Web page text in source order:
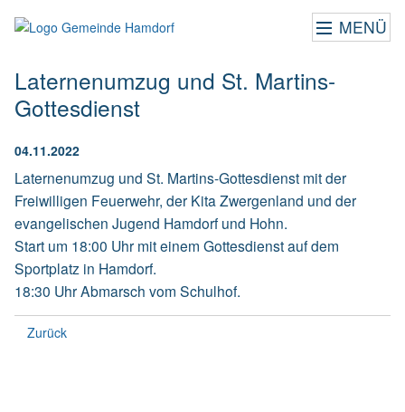
MENÜ
Laternenumzug und St. Martins-
Gottesdienst
04.11.2022
Laternenumzug und St. Martins-Gottesdienst mit der
Freiwilligen Feuerwehr, der Kita Zwergenland und der
evangelischen Jugend Hamdorf und Hohn.
Start um 18:00 Uhr mit einem Gottesdienst auf dem
Sportplatz in Hamdorf.
18:30 Uhr Abmarsch vom Schulhof.
Zurück